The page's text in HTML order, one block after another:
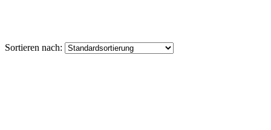
Sortieren nach: